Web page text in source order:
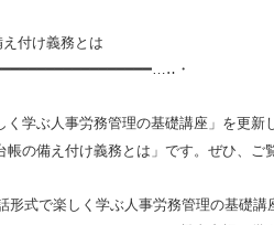
付け義務とは
・
学ぶ人事労務管理の基礎講座」を更新
帳の備え付け義務とは」です。ぜひ、ご
形式で楽しく学ぶ人事労務管理の基礎講